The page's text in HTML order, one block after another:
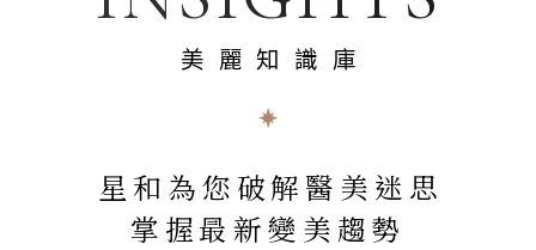
美麗知識庫
星和為您破解醫美迷思
掌握最新變美趨勢